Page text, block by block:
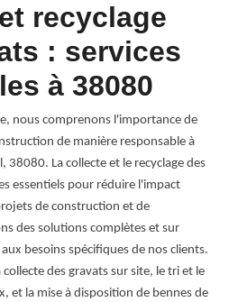
recyclage
: services
à 38080
nous comprenons l'importance de
de manière responsable à
38080. La collecte et le recyclage des
essentiels pour réduire l'impact
de construction et de
des solutions complètes et sur
besoins spécifiques de nos clients.
des gravats sur site, le tri et le
et la mise à disposition de bennes de